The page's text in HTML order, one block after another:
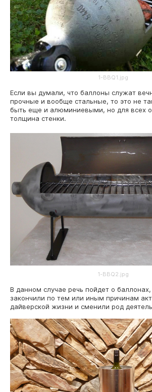
1-BBQ1.jpg
Если вы думали, что баллоны служат
прочные и вообще стальные, то это не
быть еще и алюминиевыми, но для всех
толщина стенки.
1-BBQ2.jpg
В данном случае речь пойдет о
закончили по тем или иным причинам
дайверской жизни и сменили род